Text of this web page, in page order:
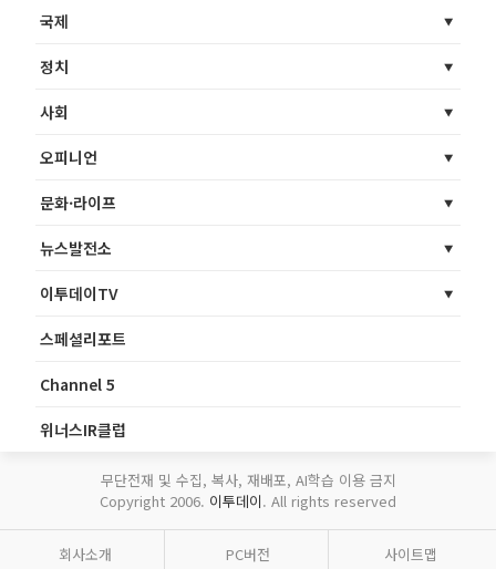
국제
정치
사회
오피니언
문화·라이프
뉴스발전소
이투데이TV
스페셜리포트
Channel 5
위너스IR클럽
무단전재 및 수집, 복사, 재배포, AI학습 이용 금지
Copyright 2006. 이투데이. All rights reserved
회사소개 PC버전 사이트맵